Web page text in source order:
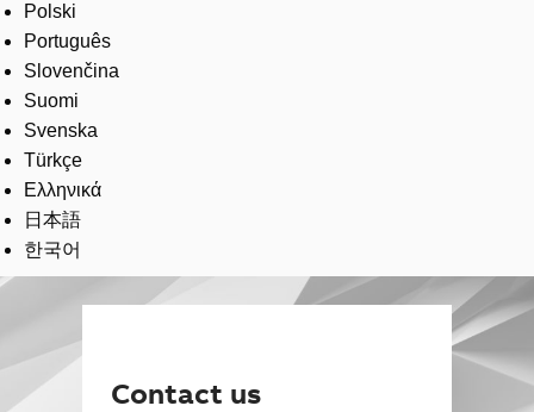
Polski
Português
Slovenčina
Suomi
Svenska
Türkçe
Ελληνικά
日本語
한국어
Contact us